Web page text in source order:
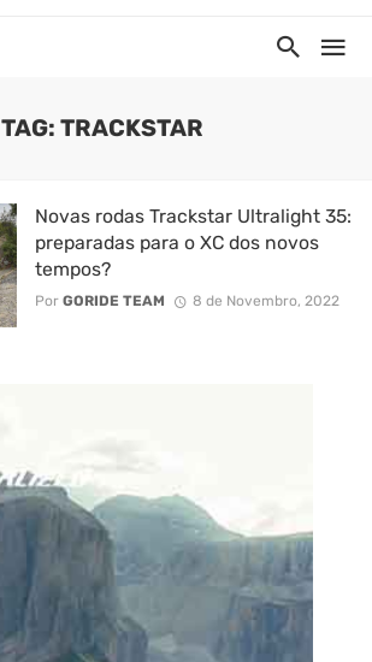
TAG: TRACKSTAR
Novas rodas Trackstar Ultralight 35:
preparadas para o XC dos novos
tempos?
Por GORIDE TEAM 8 de Novembro, 2022